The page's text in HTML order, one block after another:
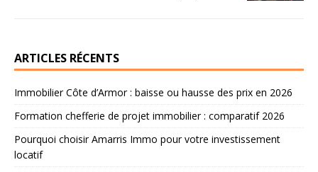
ARTICLES RÉCENTS
Immobilier Côte d’Armor : baisse ou hausse des prix en 2026
Formation chefferie de projet immobilier : comparatif 2026
Pourquoi choisir Amarris Immo pour votre investissement
locatif